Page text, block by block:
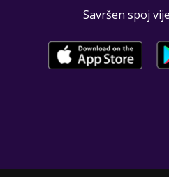
Savršen spoj